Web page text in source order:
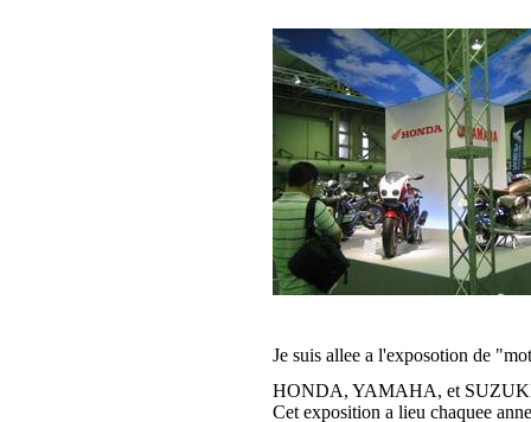
Je suis allee a l'exposotion de
HONDA, YAMAHA, et SUZUKI
Cet exposition a lieu chaquee